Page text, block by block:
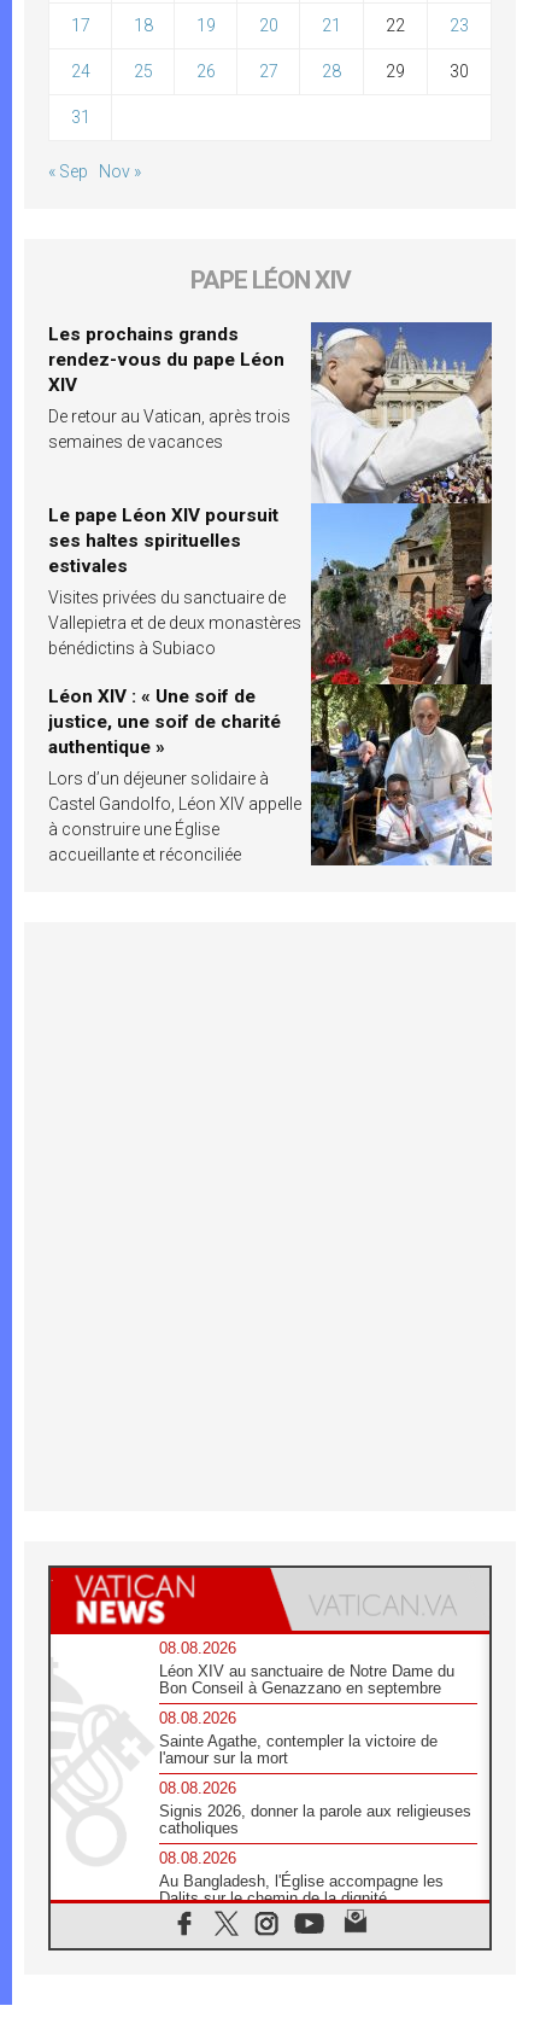
17 18 19 20 21 22 23
24 25 26 27 28 29 30
31
« Sep Nov »
PAPE LÉON XIV
Les prochains grands
rendez-vous du pape Léon
XIV
De retour au Vatican, après trois
semaines de vacances
Le pape Léon XIV poursuit
ses haltes spirituelles
estivales
Visites privées du sanctuaire de
Vallepietra et de deux monastères
bénédictins à Subiaco
Léon XIV : « Une soif de
justice, une soif de charité
authentique »
Lors d’un déjeuner solidaire à
Castel Gandolfo, Léon XIV appelle
à construire une Église
accueillante et réconciliée
08.08.2026
Léon XIV au sanctuaire de Notre Dame du
Bon Conseil à Genazzano en septembre
08.08.2026
Sainte Agathe, contempler la victoire de
l'amour sur la mort
08.08.2026
Signis 2026, donner la parole aux religieuses
catholiques
08.08.2026
Au Bangladesh, l'Église accompagne les
Dalits sur le chemin de la dignité
07.08.2026
Philippines: le vicariat apostolique de